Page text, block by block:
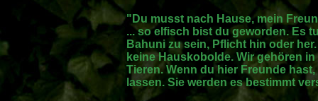
"Du musst nach Hause, mein
... so elfisch bist du geworden. Es
Bahuni zu sein, Pflicht hin oder
keine Hauskobolde. Wir gehören
Tieren. Wenn du hier Freunde
lassen. Sie werden es bestimmt